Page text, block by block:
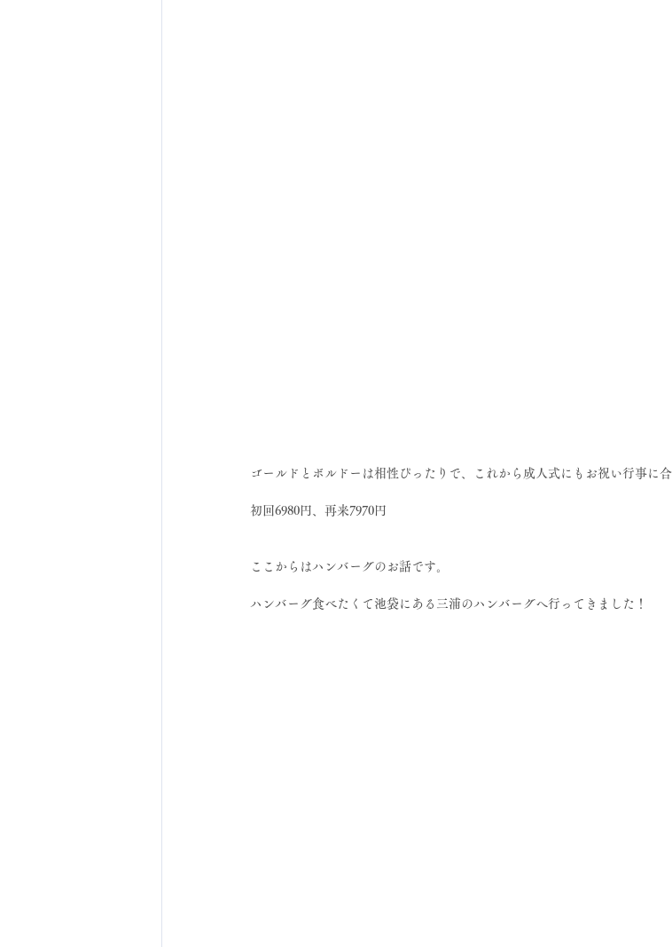
ゴールドとボルドーは相性ぴったりで、これから成人式にもお祝い行事に
初回6980円、再来7970円
ここからはハンバーグのお話です。
ハンバーグ食べたくて池袋にある三浦のハンバーグへ行ってきました！